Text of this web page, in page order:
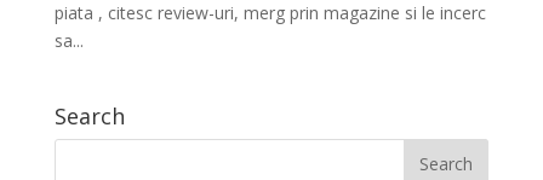
piata , citesc review-uri, merg prin magazine si le incerc
sa...
Search